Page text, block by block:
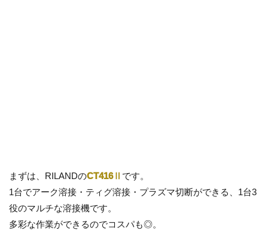
まずは、RILANDのCT416Ⅱ です。
1台でアーク溶接・ティグ溶接・プラズマ切断ができる、1台3
役のマルチな溶接機です。
多彩な作業ができるのでコスパも◎。